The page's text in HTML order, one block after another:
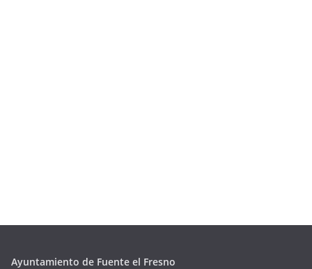
Ayuntamiento de Fuente el Fresno